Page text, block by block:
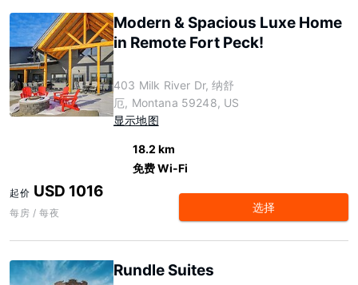
Modern & Spacious Luxe Home
in Remote Fort Peck!
403 Milk River Dr, 纳舒
厄, Montana 59248, US
显示地图
18.2 km
免费 Wi-Fi
起价 USD 1016
每房 / 每夜 选择
Rundle Suites